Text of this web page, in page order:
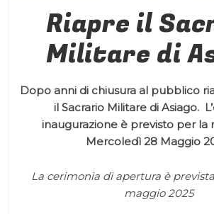
Riapre il
Militare di
Dopo anni di chiusura al pubblico
il Sacrario Militare di Asiago.
inaugurazione è previsto per la
Mercoledì 28 Maggio
La cerimonia di apertura è
maggio 2025